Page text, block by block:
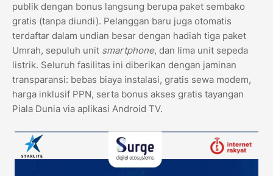
publik dengan bonus langsung berupa paket sembako
gratis (tanpa diundi). Pelanggan baru juga otomatis
terdaftar dalam undian besar dengan hadiah tiga paket
Umrah, sepuluh unit smartphone, dan lima unit sepeda
listrik. Seluruh fasilitas ini diberikan dengan jaminan
transparansi: bebas biaya instalasi, gratis sewa modem,
harga inklusif PPN, serta bonus akses gratis tayangan
Piala Dunia via aplikasi Android TV.